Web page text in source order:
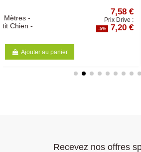
:
€
Pelle Litiere Chat Scoop Sift
Recevez nos offres